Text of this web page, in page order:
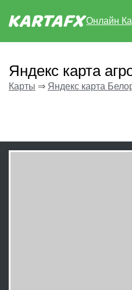
Онлайн
Яндекс карта
Карты ⇒ Яндекс карта